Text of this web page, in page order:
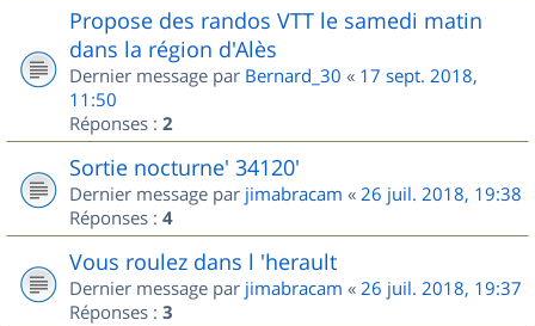
Propose des randos VTT le samedi matin
dans la région d'Alès
Dernier message par Bernard_30 « 17 sept. 2018,
11:50
Réponses : 2
Sortie nocturne' 34120'
Dernier message par jimabracam « 26 juil. 2018, 19:38
Réponses : 4
Vous roulez dans l 'herault
Dernier message par jimabracam « 26 juil. 2018, 19:37
Réponses : 3